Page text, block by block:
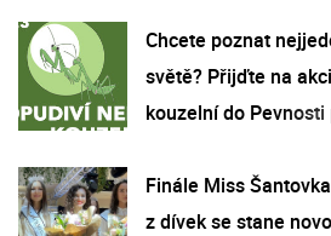
Chcete poznat
světě? Přijďte na
kouzelní do
Finále Miss
z dívek se stane